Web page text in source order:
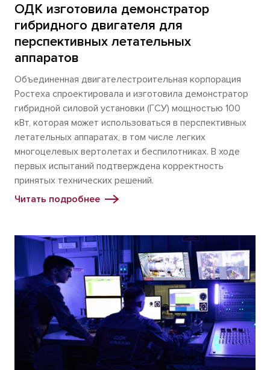
ОДК изготовила демонстратор
гибридного двигателя для
перспективных летательных
аппаратов
Объединенная двигателестроительная корпорация
Ростеха спроектировала и изготовила демонстратор
гибридной силовой установки (ГСУ) мощностью 100
кВт, которая может использоваться в перспективных
летательных аппаратах, в том числе легких
многоцелевых вертолетах и беспилотниках. В ходе
первых испытаний подтверждена корректность
принятых технических решений.
Читать подробнее